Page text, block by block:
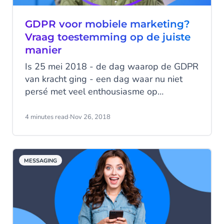
GDPR voor mobiele marketing?
Vraag toestemming op de juiste
manier
Is 25 mei 2018 - de dag waarop de GDPR
van kracht ging - een dag waar nu niet
persé met veel enthousiasme op
altijd dat het lastig is om GDPR compliant
gids zul je zien dat het eigenlijk vrij
eenvoudig is om GDPR compliant te zijn.
4 minutes read·Nov 26, 2018
MESSAGING